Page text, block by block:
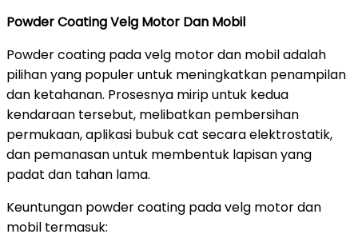
Powder Coating Velg Motor Dan Mobil
Powder coating pada velg motor dan mobil adalah
pilihan yang populer untuk meningkatkan penampilan
dan ketahanan. Prosesnya mirip untuk kedua
kendaraan tersebut, melibatkan pembersihan
permukaan, aplikasi bubuk cat secara elektrostatik,
dan pemanasan untuk membentuk lapisan yang
padat dan tahan lama.
Keuntungan powder coating pada velg motor dan
mobil termasuk: